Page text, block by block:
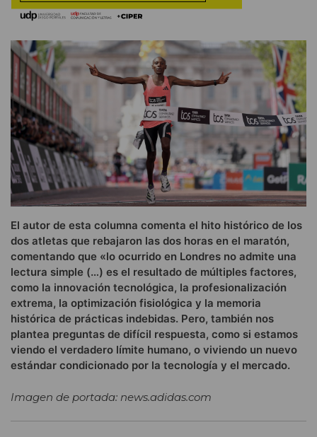
El autor de esta columna comenta el hito histórico de los
dos atletas que rebajaron las dos horas en el maratón,
comentando que «lo ocurrido en Londres no admite una
lectura simple (…) es el resultado de múltiples factores,
como la innovación tecnológica, la profesionalización
extrema, la optimización fisiológica y la memoria
histórica de prácticas indebidas. Pero, también nos
plantea preguntas de difícil respuesta, como si estamos
viendo el verdadero límite humano, o viviendo un nuevo
estándar condicionado por la tecnología y el mercado.
Imagen de portada: news.adidas.com